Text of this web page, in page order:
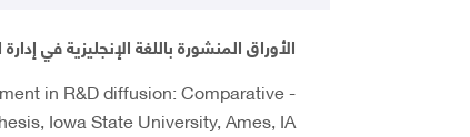
الأوراق المنشورة باللغة الإنجليزية في
in R&D diffusion: Comparative
Iowa State University, Ames, IA.